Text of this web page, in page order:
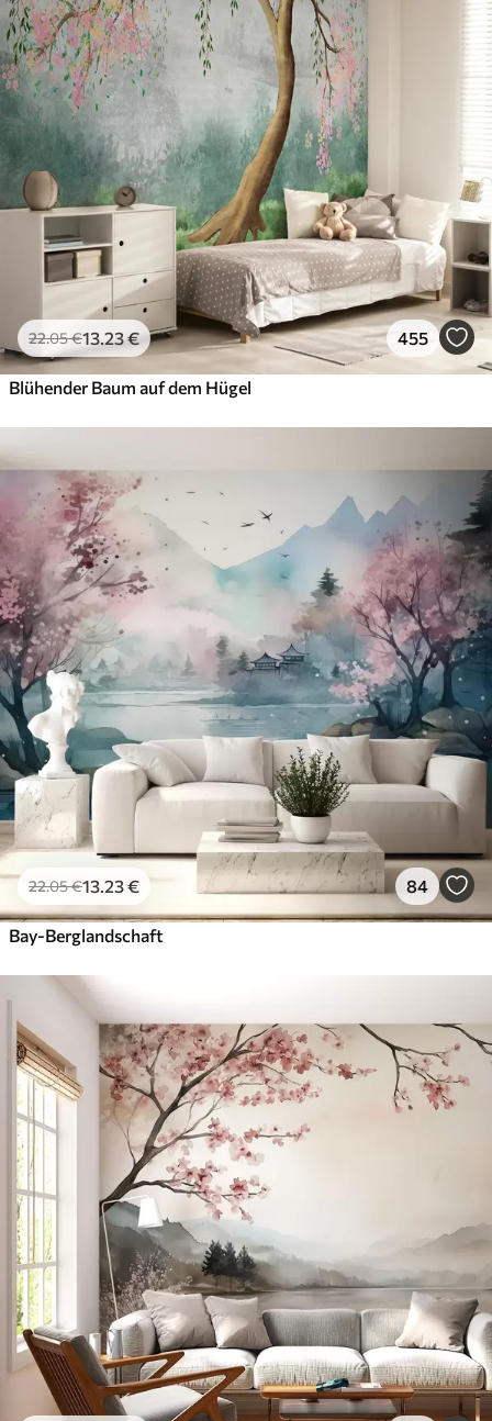
22.05€13 .23€ 455
Blühender Baum auf dem Hügel
22.05€13 .23€ 84
Bay-Berglandschaft